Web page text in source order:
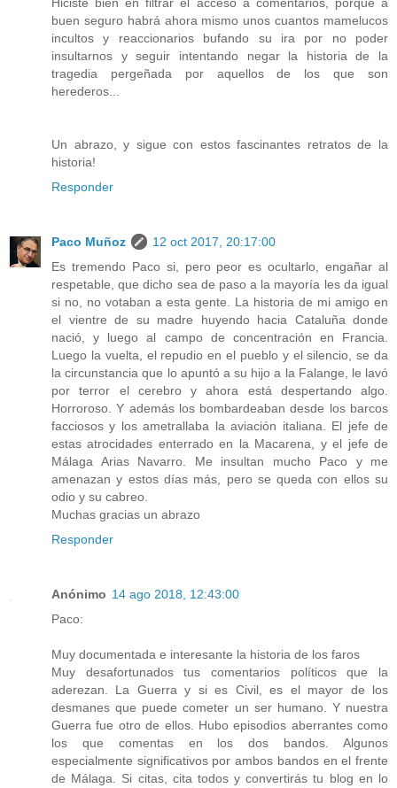
buen seguro habrá ahora mismo unos cuantos mamelucos
incultos y reaccionarios bufando su ira por no poder
insultarnos y seguir intentando negar la historia de la
tragedia pergeñada por aquellos de los que son
herederos...
Un abrazo, y sigue con estos fascinantes retratos de la
historia!
Responder
Paco Muñoz
12 oct 2017, 20:17:00
Es tremendo Paco si, pero peor es ocultarlo, engañar al
respetable, que dicho sea de paso a la mayoría les da igual
si no, no votaban a esta gente. La historia de mi amigo en
el vientre de su madre huyendo hacia Cataluña donde
nació, y luego al campo de concentración en Francia.
Luego la vuelta, el repudio en el pueblo y el silencio, se da
la circunstancia que lo apuntó a su hijo a la Falange, le lavó
por terror el cerebro y ahora está despertando algo.
Horroroso. Y además los bombardeaban desde los barcos
facciosos y los ametrallaba la aviación italiana. El jefe de
estas atrocidades enterrado en la Macarena, y el jefe de
Málaga Arias Navarro. Me insultan mucho Paco y me
amenazan y estos días más, pero se queda con ellos su
odio y su cabreo.
Muchas gracias un abrazo
Responder
Anónimo 14 ago 2018, 12:43:00
Paco:
Muy documentada e interesante la historia de los faros
Muy desafortunados tus comentarios políticos que la
aderezan. La Guerra y si es Civil, es el mayor de los
desmanes que puede cometer un ser humano. Y nuestra
Guerra fue otro de ellos. Hubo episodios aberrantes como
los que comentas en los dos bandos. Algunos
especialmente significativos por ambos bandos en el frente
de Málaga. Si citas, cita todos y convertirás tu blog en lo